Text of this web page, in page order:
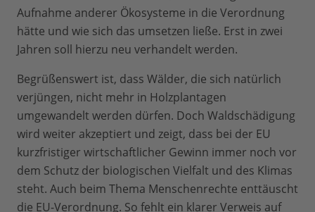
Aufnahme anderer Ökosysteme in die Verordnung
hätte und wie sich das umsetzen ließe. Erst in zwei
Jahren soll hierzu neu verhandelt werden.
Begrüßenswert ist, dass Wälder, die sich natürlich
verjüngen, nicht mehr in Holzplantagen
umgewandelt werden dürfen. Doch Waldschädigung
wird weiter akzeptiert und zeigt, dass bei der EU
kurzfristiger wirtschaftlicher Gewinn immer noch vor
dem Schutz der biologischen Vielfalt und des Klimas
steht. Auch beim Thema Menschenrechte enttäuscht
die EU-Verordnung. So fehlt ein klarer Verweis auf